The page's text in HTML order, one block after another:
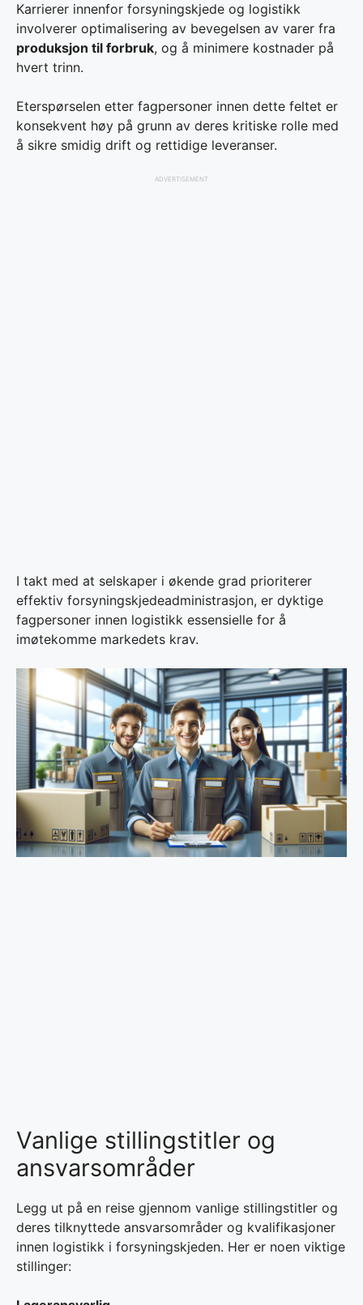
Karrierer innenfor forsyningskjede og logistikk
involverer optimalisering av bevegelsen av varer fra
produksjon til forbruk, og å minimere kostnader på
hvert trinn.
Eterspørselen etter fagpersoner innen dette feltet er
konsekvent høy på grunn av deres kritiske rolle med
å sikre smidig drift og rettidige leveranser.
ADVERTISEMENT
I takt med at selskaper i økende grad prioriterer
effektiv forsyningskjedeadministrasjon, er dyktige
fagpersoner innen logistikk essensielle for å
imøtekomme markedets krav.
Vanlige stillingstitler og
ansvarsområder
Legg ut på en reise gjennom vanlige stillingstitler og
deres tilknyttede ansvarsområder og kvalifikasjoner
innen logistikk i forsyningskjeden. Her er noen viktige
stillinger: